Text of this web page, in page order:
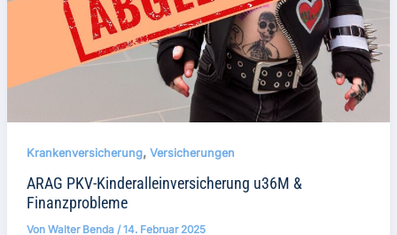
Krankenversicherung, Versicherungen
ARAG PKV-Kinderalleinversicherung u36M &
Finanzprobleme
Von Walter Benda /14. Februar 2025